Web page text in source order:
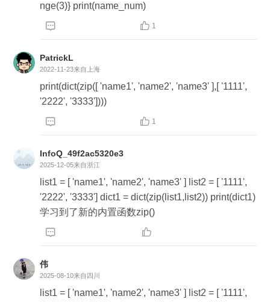
nge(3)} print(name_num)
  1
PatrickL
2022-11-23来自上海
print(dict(zip([ 'name1', 'name2', 'name3' ],[ '1111',
'2222', '3333'])))
  1
InfoQ_49f2ac5320e3
2025-12-05来自浙江
list1 = [ 'name1', 'name2', 'name3' ] list2 = [ '1111',
'2222', '3333'] dict1 = dict(zip(list1,list2)) print(dict1)
学习到了新的内置函数zip()
 
伟
2025-08-10来自四川
list1 = [ 'name1', 'name2', 'name3' ] list2 = [ '1111',